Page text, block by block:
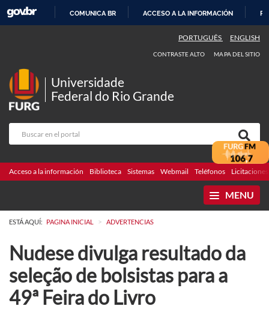
CONTENIDO
COMUNICA BR ACCESO A LA INFORMACIÓN
PORTUGUÊS ENGLISH
CONTRASTE ALTO MAPA DEL SITIO
Universidade
Federal do Rio Grande
Acceso a la información Biblioteca Sistemas Webmail Teléfonos Licitaciones
MENU
ESTÁ AQUÍ: PAGINA INICIAL > ADVERTENCIAS
Nudese divulga resultado da
seleção de bolsistas para a
49ª Feira do Livro